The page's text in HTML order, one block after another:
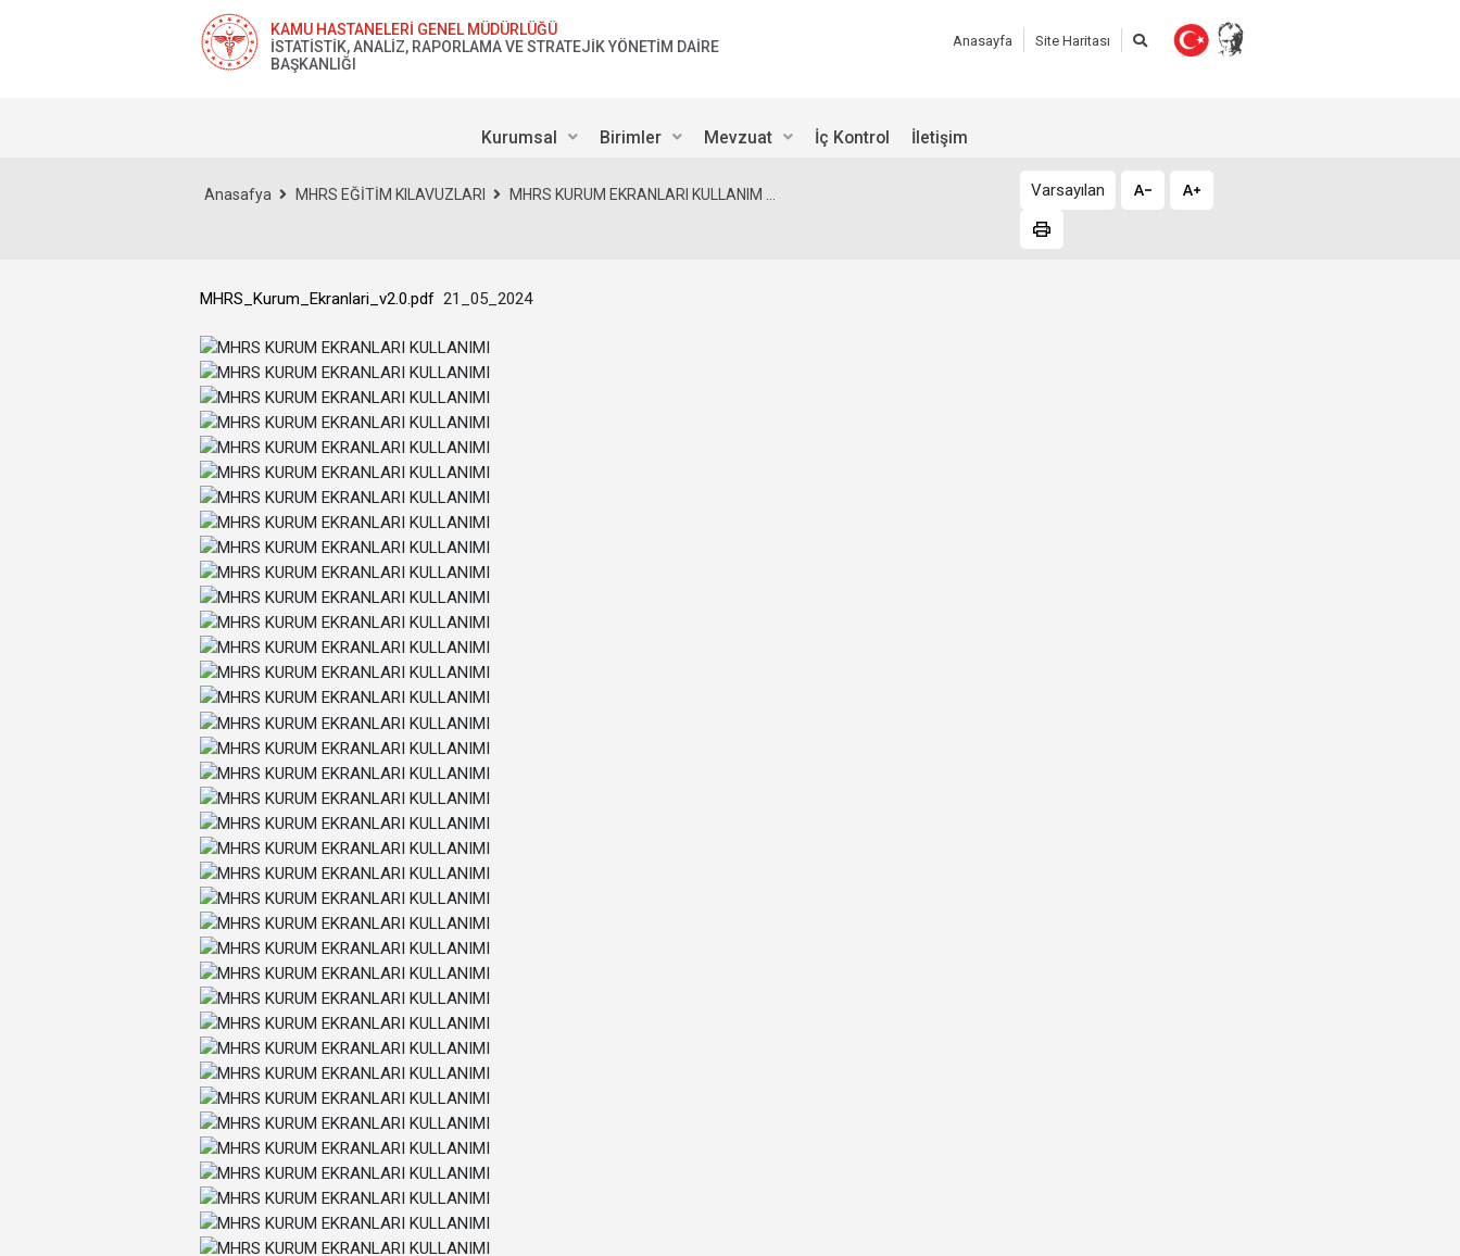
KAMU HASTANELERİ GENEL MÜDÜRLÜĞÜ
İSTATİSTİK, ANALİZ, RAPORLAMA VE STRATEJİK YÖNETİM DAİRE
BAŞKANLIĞI
Anasayfa Site Haritası
Kurumsal Birimler Mevzuat İç Kontrol İletişim
Anasafya MHRS EĞİTİM KILAVUZLARI MHRS KURUM EKRANLARI KULLANIM ... Varsayılan
MHRS_Kurum_Ekranlari_v2.0.pdf 21_05_2024